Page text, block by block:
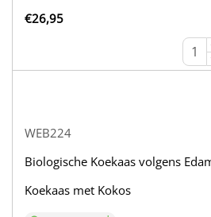
€26,95
WEB224
Biologische Koekaas volgens
Koekaas met Kokos